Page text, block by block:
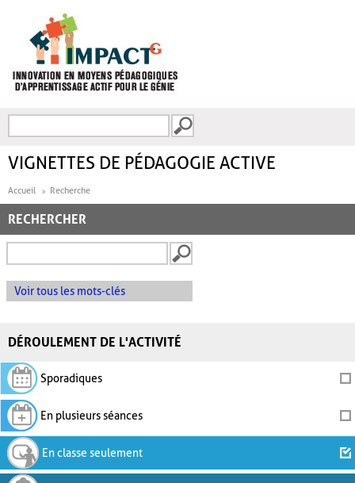
FORMULAIRE DE
VIGNETTES DE PÉDAGOGIE ACTIVE
Accueil Recherche
RECHERCHER
Voir tous les mots-clés
DÉROULEMENT DE L'ACTIVITÉ
Sporadiques
En plusieurs séances
En classe seulement